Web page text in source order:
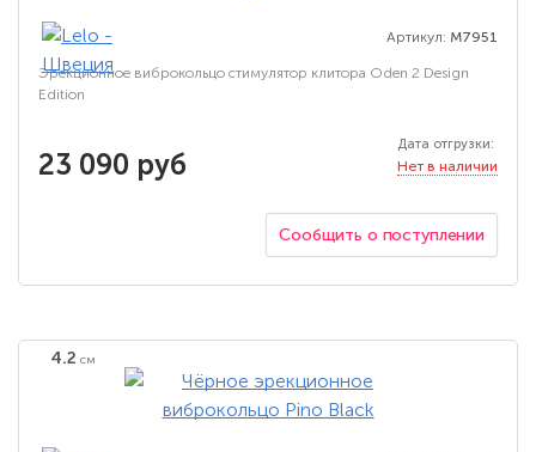
Артикул: M7951
Эрекционное виброкольцо стимулятор клитора Oden 2 Design
Edition
23 090 руб
Дата отгрузки:
Нет в наличии
Сообщить о поступлении
4.2 см